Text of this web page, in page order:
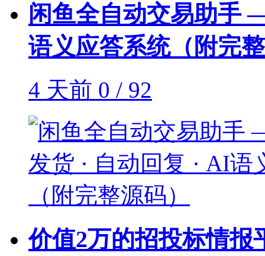
闲鱼全自动交易助手
语义应答系统（附完
4 天前 0 / 92
价值2万的招投标情报